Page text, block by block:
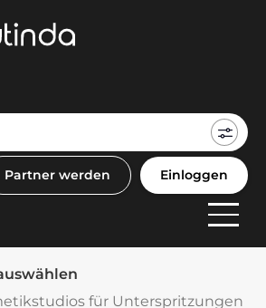
Partner werden Einloggen
für Unterspritzungen